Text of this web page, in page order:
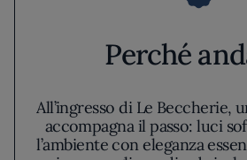
Perché
All’ingresso di Le Beccherie,
accompagna il passo: luci
l’ambiente con eleganza